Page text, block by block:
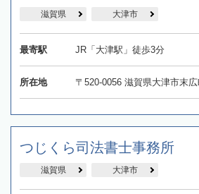
滋賀県 大津市
最寄駅 JR「大津駅」徒歩3分
所在地 〒520-0056 滋賀県大津市末広
つじくら司法書士事務所
滋賀県 大津市